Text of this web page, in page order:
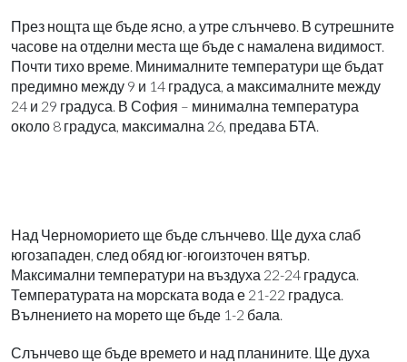
През нощта ще бъде ясно, а утре слънчево. В сутрешните
часове на отделни места ще бъде с намалена видимост.
Почти тихо време. Минималните температури ще бъдат
предимно между 9 и 14 градуса, а максималните между
24 и 29 градуса. В София – минимална температура
около 8 градуса, максимална 26, предава БТА.
Над Черноморието ще бъде слънчево. Ще духа слаб
югозападен, след обяд юг-югоизточен вятър.
Максимални температури на въздуха 22-24 градуса.
Температурата на морската вода е 21-22 градуса.
Вълнението на морето ще бъде 1-2 бала.
Слънчево ще бъде времето и над планините. Ще духа